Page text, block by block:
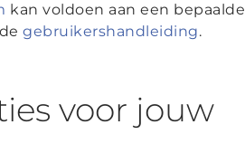
kan voldoen aan een bepaalde
gebruikershandleiding.
voor jouw